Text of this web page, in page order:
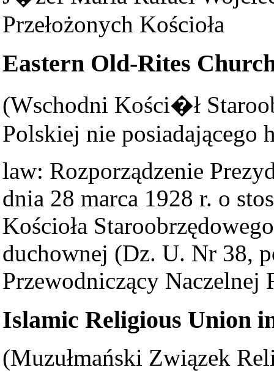
Przełożonych Kościoła
Eastern Old-Rites
(Wschodni Kości�ł
Polskiej nie posiadającego
law: Rozporządzenie
dnia 28 marca 1928 r. o
Kościoła
duchownej (Dz. U. Nr 38,
Przewodniczący Naczelnej
Islamic Religious Union
(Muzułmański Związek